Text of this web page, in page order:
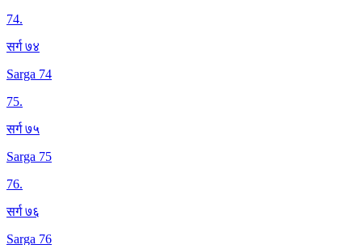
74.
सर्ग ७४
Sarga 74
75.
सर्ग ७५
Sarga 75
76.
सर्ग ७६
Sarga 76